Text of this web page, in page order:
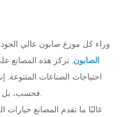
وراء كل موزع صابون عالي
الصابون. تركز هذه المصانع
احتياجات الصناعات
فحسب، بل من السهل أيضًا صيانتها وإعادة تعبئتها.
غالبًا ما تقدم المصانع